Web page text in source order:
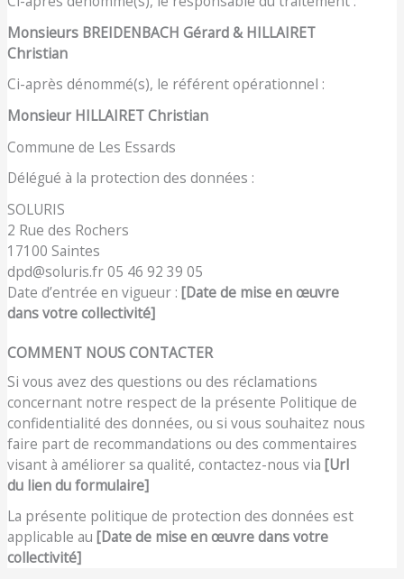
Monsieurs BREIDENBACH Gérard & HILLAIRET
Christian
Ci-après dénommé(s), le référent opérationnel :
Monsieur HILLAIRET Christian
Commune de Les Essards
Délégué à la protection des données :
SOLURIS
2 Rue des Rochers
17100 Saintes
dpd@soluris.fr 05 46 92 39 05
Date d’entrée en vigueur :[Date de mise en œuvre
dans votre collectivité]
COMMENT NOUS CONTACTER
Si vous avez des questions ou des réclamations
concernant notre respect de la présente Politique de
confidentialité des données, ou si vous souhaitez nous
faire part de recommandations ou des commentaires
visant à améliorer sa qualité, contactez-nous via[Url
du lien du formulaire]
La présente politique de protection des données est
applicable au[Date de mise en œuvre dans votre
collectivité]